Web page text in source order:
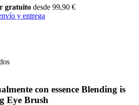
gratuito desde 99,90 €
y entrega
con essence Blending is
Eye Brush